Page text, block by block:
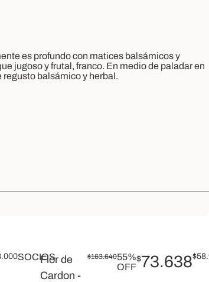
es profundo con matices balsámicos y
jugoso y frutal, franco. En medio de paladar en
balsámico y herbal.
SOCIOSFlor de
Cardon -
$163.64055%
OFF
$73.638$